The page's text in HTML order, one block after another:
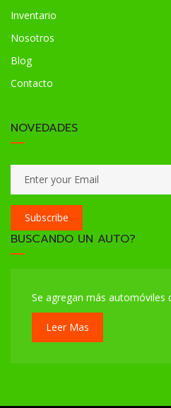
Inventario
Nosotros
Blog
Contacto
NOVEDADES
Subscribe
BUSCANDO UN AUTO?
Se agregan más automóviles
Leer Mas